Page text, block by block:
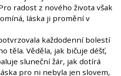
radost z nového života však
láska ji promění v
každodenní bolestí
těla. Věděla, jak bičuje déšť,
sluneční žár, jak dotírá
pro ni nebyla jen slovem,